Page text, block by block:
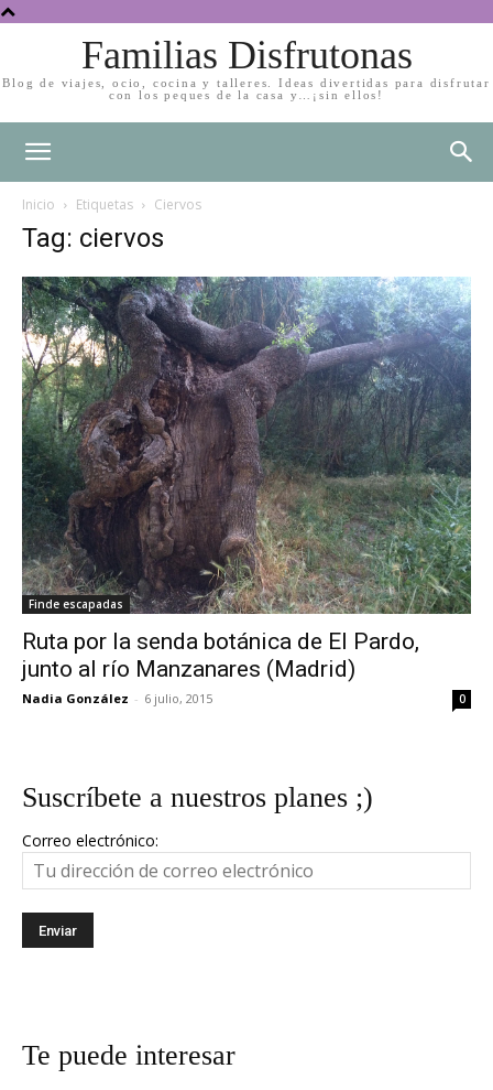
Familias Disfrutonas
Blog de viajes, ocio, cocina y talleres. Ideas divertidas para disfrutar
con los peques de la casa y…¡sin ellos!
Inicio Etiquetas Ciervos
Tag: ciervos
Finde escapadas
Ruta por la senda botánica de El Pardo,
junto al río Manzanares (Madrid)
Nadia González - 6 julio, 2015 0
Suscríbete a nuestros planes ;)
Correo electrónico:
Te puede interesar